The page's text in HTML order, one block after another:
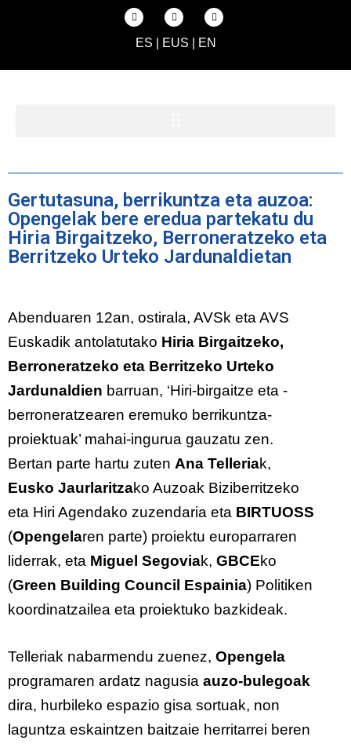
ES EUS EN
Gertutasuna, berrikuntza eta auzoa:
Opengelak bere eredua partekatu du
Hiria Birgaitzeko, Berroneratzeko eta
Berritzeko Urteko Jardunaldietan
Abenduaren 12an, ostirala, AVSk eta AVS
Euskadik antolatutako Hiria Birgaitzeko,
Berroneratzeko eta Berritzeko Urteko
Jardunaldien barruan, ‘Hiri-birgaitze eta -
berroneratzearen eremuko berrikuntza-
proiektuak’ mahai-ingurua gauzatu zen.
Bertan parte hartu zuten Ana Telleriak,
Eusko Jaurlaritzako Auzoak Biziberritzeko
eta Hiri Agendako zuzendaria eta BIRTUOSS
(Opengelaren parte) proiektu europarraren
liderrak, eta Miguel Segoviak, GBCEko
(Green Building Council Espainia) Politiken
koordinatzailea eta proiektuko bazkideak.
Telleriak nabarmendu zuenez, Opengela
programaren ardatz nagusia auzo-bulegoak
dira, hurbileko espazio gisa sortuak, non
laguntza eskaintzen baitzaie herritarrei beren